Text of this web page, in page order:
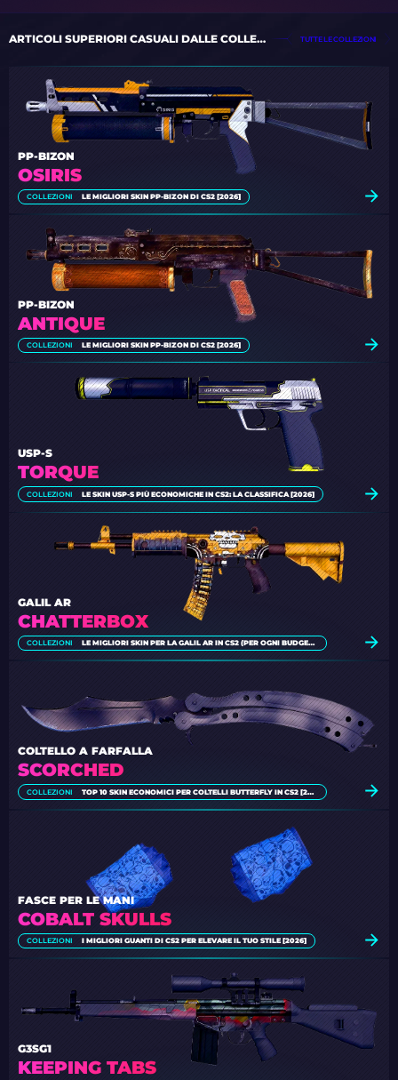
ARTICOLI SUPERIORI CASUALI DALLE COLLEZIONI TUTTE LE COLLEZIONI
OSIRIS
PP-BIZON
COLLEZIONI LE MIGLIORI SKIN PP-BIZON DI CS2 [2026]
ANTIQUE
PP-BIZON
COLLEZIONI LE MIGLIORI SKIN PP-BIZON DI CS2 [2026]
TORQUE
USP-S
COLLEZIONI LE SKIN USP-S PIÙ ECONOMICHE IN CS2: LA CLASSIFICA [2026]
CHATTERBOX
GALIL AR
COLLEZIONI LE MIGLIORI SKIN PER LA GALIL AR IN CS2 (PER OGNI BUDGET) [2026]
SCORCHED
COLTELLO A FARFALLA
COLLEZIONI TOP 10 SKIN ECONOMICI PER COLTELLI BUTTERFLY IN CS2 [2026]
COBALT SKULLS
FASCE PER LE MANI
COLLEZIONI I MIGLIORI GUANTI DI CS2 PER ELEVARE IL TUO STILE [2026]
KEEPING TABS
G3SG1